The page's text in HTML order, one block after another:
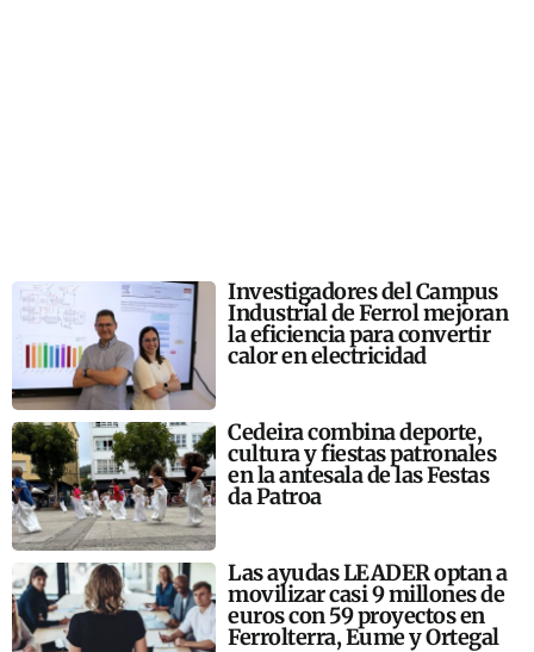
Investigadores del Campus
Industrial de Ferrol mejoran
la eficiencia para convertir
calor en electricidad
Cedeira combina deporte,
cultura y fiestas patronales
en la antesala de las Festas
da Patroa
Las ayudas LEADER optan a
movilizar casi 9 millones de
euros con 59 proyectos en
Ferrolterra, Eume y Ortegal